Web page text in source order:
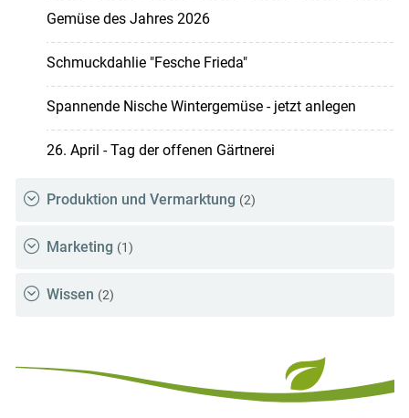
Gemüse des Jahres 2026
Schmuckdahlie "Fesche Frieda"
Spannende Nische Wintergemüse - jetzt anlegen
26. April - Tag der offenen Gärtnerei
Produktion und Vermarktung (2)
Marketing (1)
Wissen (2)